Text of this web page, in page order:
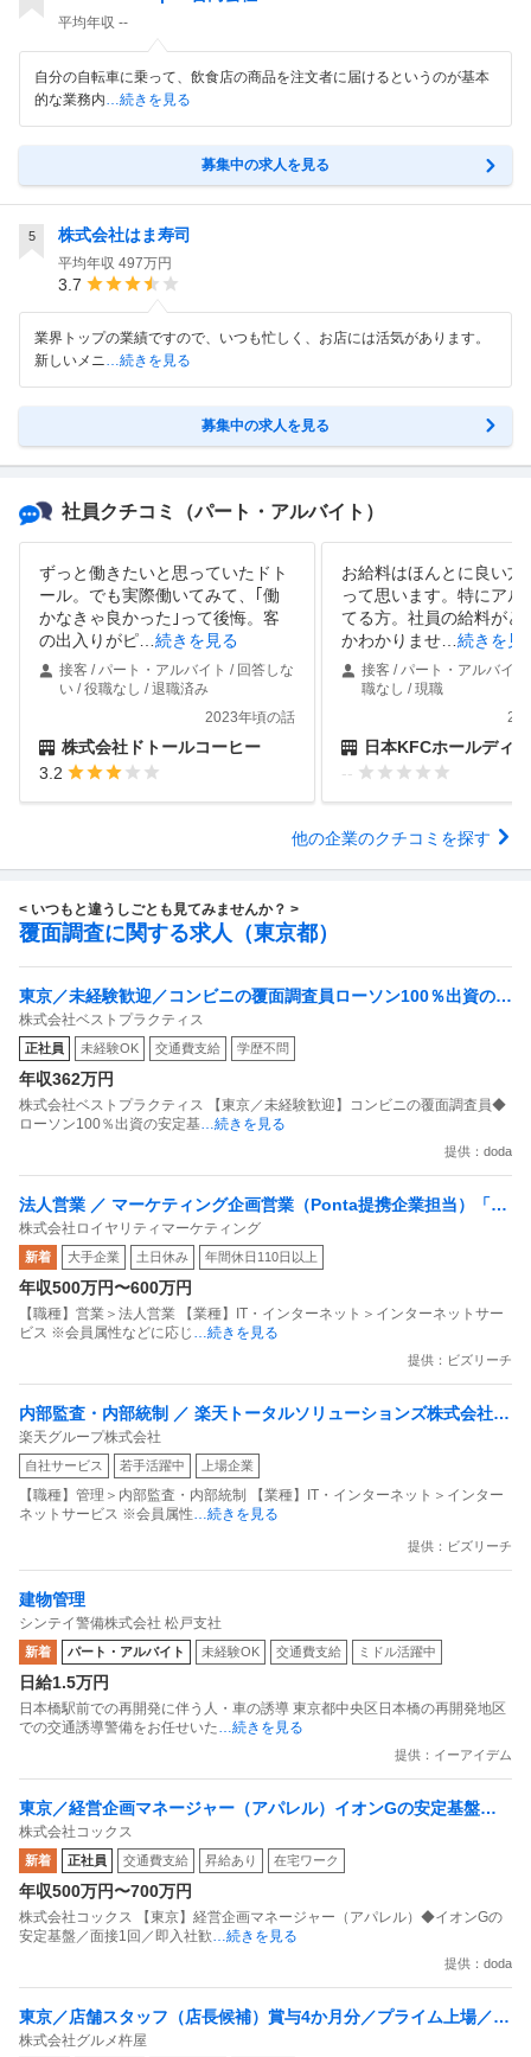
平均年収 --
自分の自転車に乗って、飲食店の商品を注文者に届けるというのが基本
的な業務内…続きを見る
募集中の求人を見る
5 株式会社はま寿司
平均年収 497万円
3.7
業界トップの業績ですので、いつも忙しく、お店には活気があります。
新しいメニ
…続きを見る
募集中の求人を見る
社員クチコミ （パート・アルバイト）
ずっと働きたいと思っていたドト
ール。でも実際働いてみて、｢働
かなきゃ良かった｣って後悔。客
の出入りがピ
続きを見る
接客 / パート・アルバイト / 回答しな
い / 役職なし / 退職済み
2023年頃の話
株式会社ドトールコーヒー
3.2
お給料はほんとに良い方
って思います。特にアル
てる方。社員の給料がど
かわかりませ
続きを見
接客 / パート・アルバイ
職なし / 現職
日本KFCホールディング
--
他の企業のクチコミを探す
< いつもと違うしごとも見てみませんか？ >
覆面調査に関する求人（東京都）
東京／未経験歓迎／コンビニの覆面調査員ローソン100％出資の安
定基盤／月５日在宅／残業月10時間
株式会社ベストプラクティス
正社員 未経験OK 交通費支給 学歴不問
年収362万円
株式会社ベストプラクティス 【東京／未経験歓迎】コンビニの覆面調査員◆
ローソン100％出資の安定基 …続きを見る
提供：doda
法人営業 ／ マーケティング企画営業（Ponta提携企業担当）「国
内最大級の共通ポイントサービスを展開／無駄のない消費社会を
目指すデータマーケティングカンパニー」
株式会社ロイヤリティマーケティング
新着 大手企業 土日休み 年間休日110日以上
年収500万円〜600万円
【職種】営業＞法人営業 【業種】IT・インターネット＞インターネットサー
ビス ※会員属性などに応じ
…続きを見る
提供：ビズリーチ
内部監査・内部統制 ／ 楽天トータルソリューションズ株式会社
戦略事業コンプライアンス支援部 業務統制支援課：ショップコン
プライアンス推進担当（SBCSD）
楽天グループ株式会社
自社サービス 若手活躍中 上場企業
【職種】管理＞内部監査・内部統制 【業種】IT・インターネット＞インター
ネットサービス ※会員属性 …続きを見る
提供：ビズリーチ
建物管理
シンテイ警備株式会社 松戸支社
新着 パート・アルバイト 未経験OK 交通費支給 ミドル活躍中
日給1.5万円
日本橋駅前での再開発に伴う人・車の誘導 東京都中央区日本橋の再開発地区
での交通誘導警備をお任せいた …続きを見る
提供：イーアイデム
東京／経営企画マネージャー（アパレル）イオンGの安定基盤／
面接1回／即入社歓迎
株式会社コックス
新着 正社員 交通費支給 昇給あり 在宅ワーク
年収500万円〜700万円
株式会社コックス 【東京】経営企画マネージャー（アパレル）◆イオンGの
安定基盤／面接1回／即入社歓 …続きを見る
提供：doda
東京／店舗スタッフ（店長候補）賞与4か月分／プライム上場／残
業月15H以下／新店オープン多数
株式会社グルメ杵屋